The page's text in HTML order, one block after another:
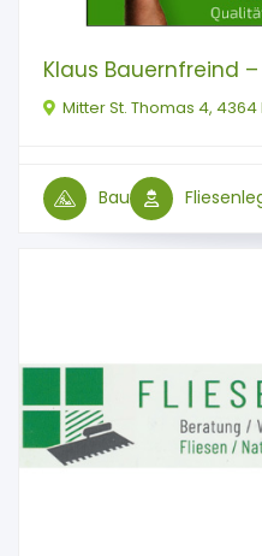
Klaus Bauernfreind
Mitter St. Thomas 4, 4364
Bau